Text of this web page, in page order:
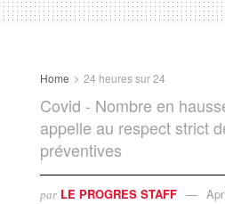
Home 24 heures sur 24
Covid - Nombre en
appelle au respect strict
préventives
par LE PROGRES STAFF